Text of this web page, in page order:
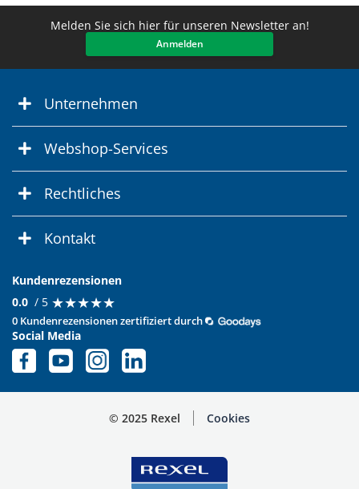
Melden Sie sich hier für unseren Newsletter an!
Anmelden
Unternehmen
Webshop-Services
Rechtliches
Kontakt
Kundenrezensionen
0.0 / 5 ★★★★★
★★★★★
0 Kundenrezensionen zertifiziert durch
Social Media
© 2025 Rexel Cookies